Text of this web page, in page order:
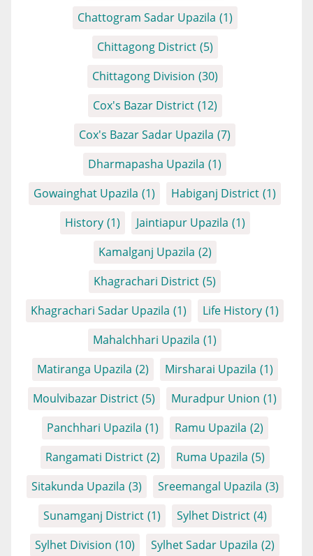
Chattogram Sadar Upazila (1)
Chittagong District (5)
Chittagong Division (30)
Cox's Bazar District (12)
Cox's Bazar Sadar Upazila (7)
Dharmapasha Upazila (1)
Gowainghat Upazila (1) Habiganj District (1)
History (1) Jaintiapur Upazila (1)
Kamalganj Upazila (2)
Khagrachari District (5)
Khagrachari Sadar Upazila (1) Life History (1)
Mahalchhari Upazila (1)
Matiranga Upazila (2) Mirsharai Upazila (1)
Moulvibazar District (5) Muradpur Union (1)
Panchhari Upazila (1) Ramu Upazila (2)
Rangamati District (2) Ruma Upazila (5)
Sitakunda Upazila (3) Sreemangal Upazila (3)
Sunamganj District (1) Sylhet District (4)
Sylhet Division (10) Sylhet Sadar Upazila (2)